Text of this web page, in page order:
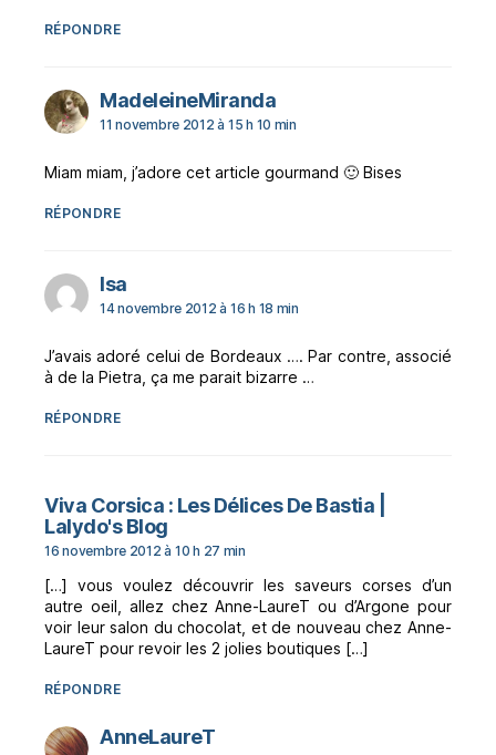
RÉPONDRE
MadeleineMirandadit :
11 novembre 2012 à 15 h 10 min
Miam miam, j’adore cet article gourmand 🙂 Bises
RÉPONDRE
Isadit :
14 novembre 2012 à 16 h 18 min
J’avais adoré celui de Bordeaux …. Par contre, associé
à de la Pietra, ça me parait bizarre …
RÉPONDRE
Viva Corsica : Les Délices De Bastia |
Lalydo's Blogdit :
16 novembre 2012 à 10 h 27 min
[…] vous voulez découvrir les saveurs corses d’un
autre oeil, allez chez Anne-LaureT ou d’Argone pour
voir leur salon du chocolat, et de nouveau chez Anne-
LaureT pour revoir les 2 jolies boutiques […]
RÉPONDRE
AnneLaureTdit :